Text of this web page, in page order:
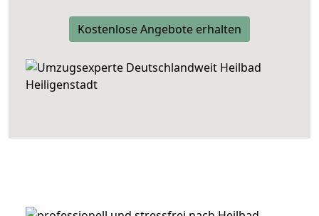
Kostenlose Angebote erhalten